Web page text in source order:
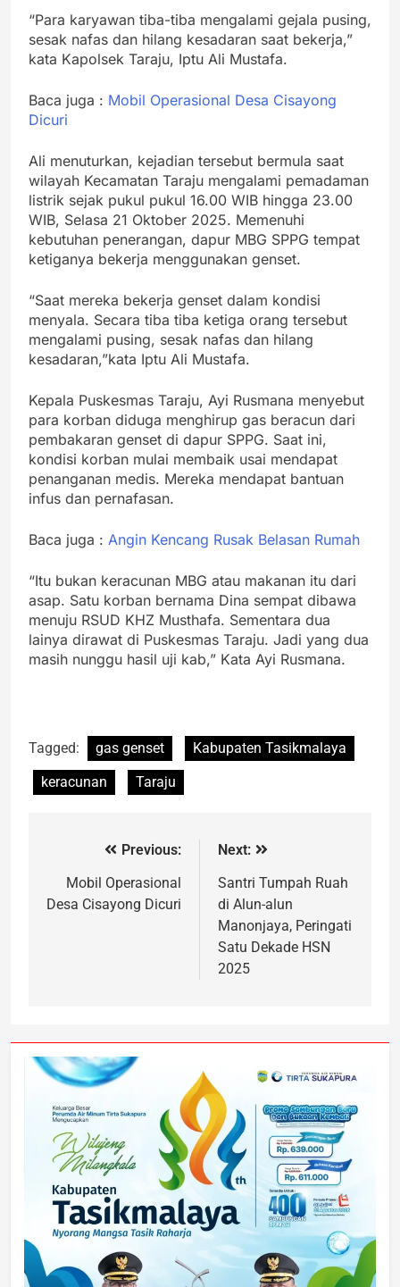
“Para karyawan tiba-tiba mengalami gejala pusing,
sesak nafas dan hilang kesadaran saat bekerja,”
kata Kapolsek Taraju, Iptu Ali Mustafa.
Baca juga : Mobil Operasional Desa Cisayong
Dicuri
Ali menuturkan, kejadian tersebut bermula saat
wilayah Kecamatan Taraju mengalami pemadaman
listrik sejak pukul pukul 16.00 WIB hingga 23.00
WIB, Selasa 21 Oktober 2025. Memenuhi
kebutuhan penerangan, dapur MBG SPPG tempat
ketiganya bekerja menggunakan genset.
“Saat mereka bekerja genset dalam kondisi
menyala. Secara tiba tiba ketiga orang tersebut
mengalami pusing, sesak nafas dan hilang
kesadaran,”kata Iptu Ali Mustafa.
Kepala Puskesmas Taraju, Ayi Rusmana menyebut
para korban diduga menghirup gas beracun dari
pembakaran genset di dapur SPPG. Saat ini,
kondisi korban mulai membaik usai mendapat
penanganan medis. Mereka mendapat bantuan
infus dan pernafasan.
Baca juga : Angin Kencang Rusak Belasan Rumah
“Itu bukan keracunan MBG atau makanan itu dari
asap. Satu korban bernama Dina sempat dibawa
menuju RSUD KHZ Musthafa. Sementara dua
lainya dirawat di Puskesmas Taraju. Jadi yang dua
masih nunggu hasil uji kab,” Kata Ayi Rusmana.
Tagged: gas genset
Kabupaten Tasikmalaya
keracunan
Taraju
Previous:
Mobil Operasional
Desa Cisayong Dicuri
Next:
Santri Tumpah Ruah
di Alun-alun
Manonjaya, Peringati
Satu Dekade HSN
2025